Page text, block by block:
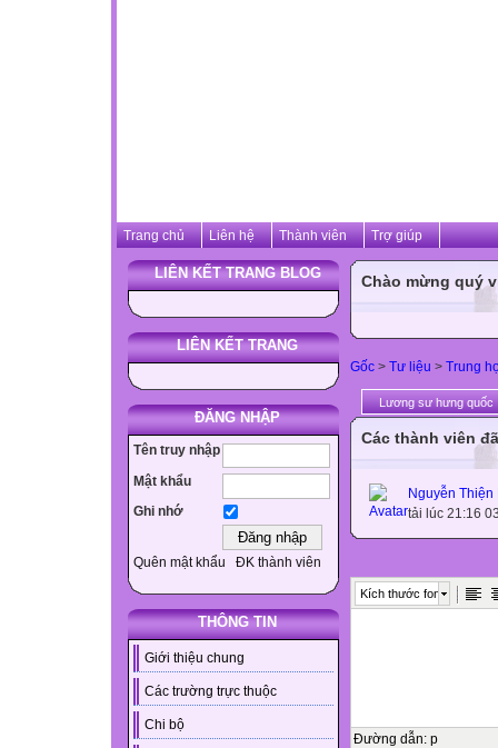
Trang chủ Liên hệ Thành viên Trợ giúp
LIÊN KẾT TRANG BLOG
LIÊN KẾT TRANG
ĐĂNG NHẬP
Tên truy nhập
Mật khẩu
Ghi nhớ
Quên mật khẩu ĐK thành viên
THÔNG TIN
Giới thiệu chung
Các trường trực thuộc
Chi bộ
Chào mừng quý
Gốc > Tư liệu > Trung
Lương sư hưng quốc
Các thành viên
Nguyễn Thiện
tải lúc 21:16
Kích thước font
Đường dẫn: p